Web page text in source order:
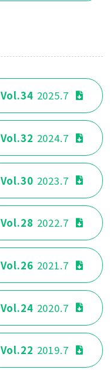
Vol.34 2025.7
Vol.32 2024.7
Vol.30 2023.7
Vol.28 2022.7
Vol.26 2021.7
Vol.24 2020.7
Vol.22 2019.7